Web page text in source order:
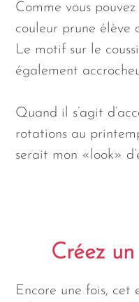
Comme vous
couleur prune élève
Le motif sur le
également
Quand il s’agit
rotations au
serait mon «look»
Créez
Encore une fois, cet